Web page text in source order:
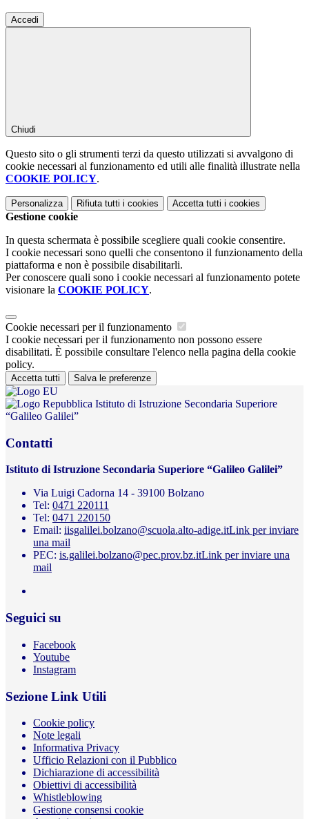
Accedi
Chiudi
Questo sito o gli strumenti terzi da questo utilizzati si avvalgono di
cookie necessari al funzionamento ed utili alle finalità illustrate nella
COOKIE POLICY.
Personalizza Rifiuta tutti i cookies Accetta tutti i cookies
Gestione cookie
In questa schermata è possibile scegliere quali cookie consentire.
I cookie necessari sono quelli che consentono il funzionamento della
piattaforma e non è possibile disabilitarli.
Per conoscere quali sono i cookie necessari al funzionamento potete
visionare la COOKIE POLICY.
Cookie necessari per il funzionamento
I cookie necessari per il funzionamento non possono essere
disabilitati. È possibile consultare l'elenco nella pagina della cookie
policy.
Accetta tutti Salva le preferenze
Istituto di Istruzione Secondaria Superiore
“Galileo Galilei”
Contatti
Istituto di Istruzione Secondaria Superiore “Galileo Galilei”
Via Luigi Cadorna 14 - 39100 Bolzano
Tel: 0471 220111
Tel: 0471 220150
Email: iisgalilei.bolzano@scuola.alto-adige.itLink per inviare
una mail
PEC: is.galilei.bolzano@pec.prov.bz.itLink per inviare una
mail
Seguici su
Facebook
Youtube
Instagram
Sezione Link Utili
Cookie policy
Note legali
Informativa Privacy
Ufficio Relazioni con il Pubblico
Dichiarazione di accessibilità
Obiettivi di accessibilità
Whistleblowing
Gestione consensi cookie